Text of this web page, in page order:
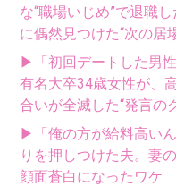
な“職場いじめ”で退職
に偶然見つけた“次の居
▶「初回デートした男
有名大卒34歳女性が、
合いが全滅した“発言の
▶「俺の方が給料高い
りを押しつけた夫。妻
顔面蒼白になったワケ